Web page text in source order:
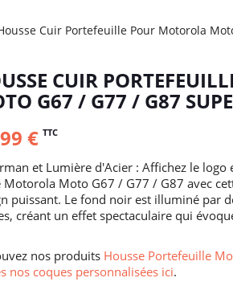
Cuir Portefeuille Pour Motorola
CUIR
G67 / G77 / G87
€ TTC
et Lumière d'Acier : Affichez le
Moto G67 / G77 / G87 avec
puissant. Le fond noir est illuminé par
créant un effet spectaculaire qui
nos produits Housse Portefeuille
nos coques personnalisées ici.